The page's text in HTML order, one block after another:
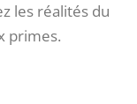
les réalités du
primes.